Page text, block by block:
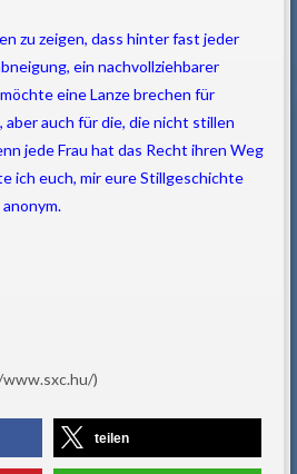
zu zeigen, dass hinter fast jeder
ein nachvollziehbarer
eine Lanze brechen für
aber auch für die, die nicht stillen
jede Frau hat das Recht ihren Weg
ich euch, mir eure Stillgeschichte
)
teilen